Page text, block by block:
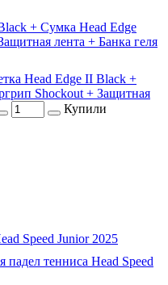
+ Сумка Head Edge
лента + Банка геля
Head Edge II Black +
Shockout + Защитная
Купили
Speed Junior 2025
падел тенниса Head Speed